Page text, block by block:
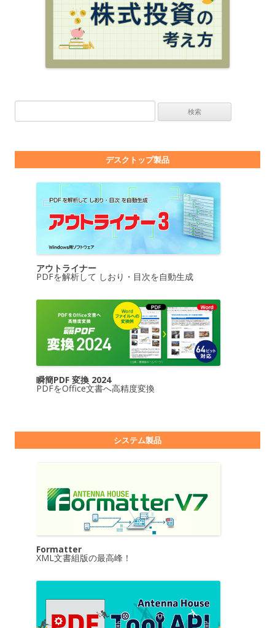
デスクトップ製品
アウトライナー
PDFを解析して しおり・目次を自動生成
瞬簡PDF 変換 2024
PDFをOffice文書へ高精度変換
システム製品
Formatter
XML文書組版の最高峰！